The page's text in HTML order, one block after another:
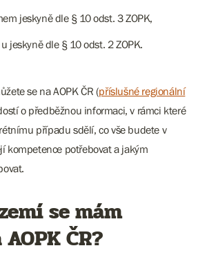
jeskyně dle § 10 odst. 3 ZOPK,
jeskyně dle § 10 odst. 2 ZOPK.
se na AOPK ČR (příslušné regionální
o předběžnou informaci, v rámci které
případu sdělí, co vše budete v
kompetence potřebovat a jakým
se mám
ČR?